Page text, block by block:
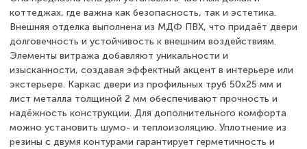
коттеджах, где важна как безопасность, так и эстетика.
Внешняя отделка выполнена из МДФ ПВХ, что придаёт двери
долговечность и устойчивость к внешним воздействиям.
Элементы витража добавляют уникальности и
изысканности, создавая эффектный акцент в интерьере или
экстерьере. Каркас двери из профильных труб 50х25 мм и
лист металла толщиной 2 мм обеспечивают прочность и
надёжность конструкции. Для дополнительного комфорта
можно установить шумо- и теплоизоляцию. Уплотнение из
резины с двумя контурами гарантирует герметичность и